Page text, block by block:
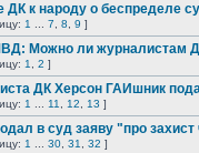
ДК к народу о беспределе
1 7 8 9 ]
Можно ли журналистам
1 2 ]
ДК Херсон ГАИшник
1 11 12 13 ]
в суд заяву "про захист
1 30 31 32 ]